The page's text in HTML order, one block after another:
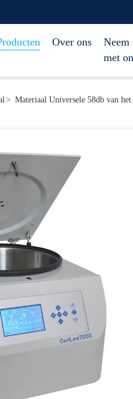
Over ons
Neem
met
> Materiaal Universele 58db van